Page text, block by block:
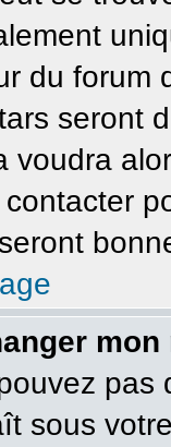
du forum
seront
voudra
mon
sous